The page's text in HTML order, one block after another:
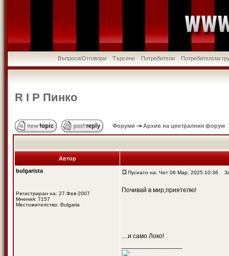
Въпроси/Отговори Търсене Потребители Потребителски
R I P Пинко
Форуми -> Архив на централния форум
Автор
bulgarista
Регистриран на: 27 Фев 2007
Мнения: 7157
Местожителство: Bulgaria
Пуснато на: Чет 06 Мар, 2025 10:36
Почивай в мир,приятелю!
....и само Локо!